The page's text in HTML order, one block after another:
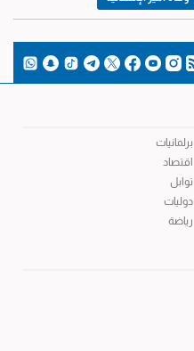
برلمانيات
اقتصاد
توابل
دوليات
رياضة